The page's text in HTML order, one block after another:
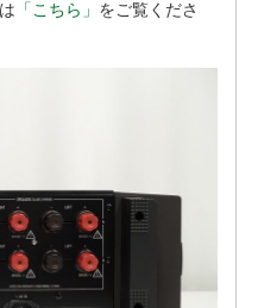
「こちら」 をご覧くださ